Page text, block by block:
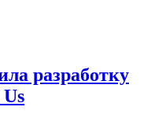
разработку